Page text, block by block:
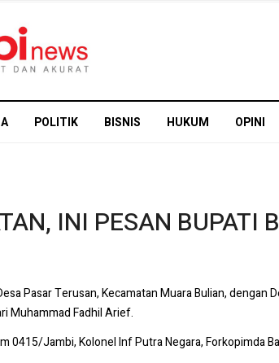
POLITIK BISNIS HUKUM OPINI
INI PESAN BUPATI
Pasar Terusan, Kecamatan Muara Bulian, dengan
Muhammad Fadhil Arief.
0415/Jambi, Kolonel Inf Putra Negara, Forkopimda